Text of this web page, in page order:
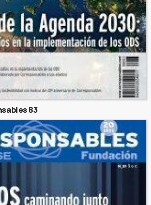
83